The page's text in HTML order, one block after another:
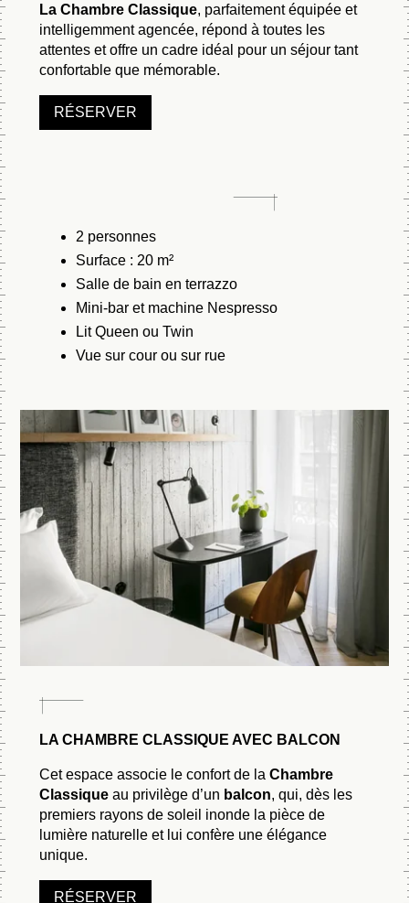
La Chambre Classique, parfaitement équipée et
intelligemment agencée, répond à toutes les
attentes et offre un cadre idéal pour un séjour tant
confortable que mémorable.
RÉSERVER
2 personnes
Surface : 20 m²
Salle de bain en terrazzo
Mini-bar et machine Nespresso
Lit Queen ou Twin
Vue sur cour ou sur rue
LA CHAMBRE CLASSIQUE AVEC BALCON
Cet espace associe le confort de laChambre
Classique au privilège d’un balcon,qui, dès les
premiers rayons de soleil inonde la pièce de
lumière naturelle et lui confère une élégance
unique.
RÉSERVER